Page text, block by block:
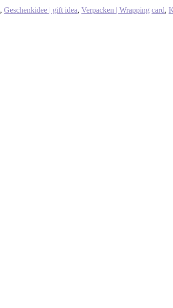
, Geschenkidee | gift idea, Verpacken | Wrapping card,